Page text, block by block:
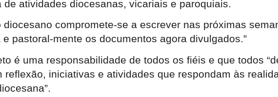
atividades diocesanas, vicariais e paroquiais.
compromete-se a escrever nas próximas
pastoral-mente os documentos agora divulgados.”
é uma responsabilidade de todos os fiéis e que todos
iniciativas e atividades que respondam às